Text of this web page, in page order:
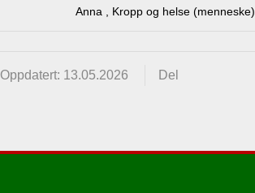
Anna Kropp og helse (menneske)
Oppdatert: 13.05.2026 Del